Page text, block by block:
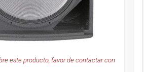
este producto, favor de contactar con